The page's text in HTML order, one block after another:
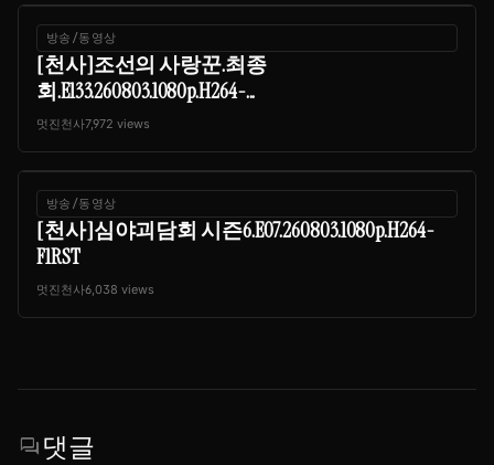
방송/동영상
[천사]조선의 사랑꾼.최종
회.E133.260803.1080p.H264-...
멋진천사7,972 views
방송/동영상
[천사]심야괴담회 시즌6.E07.260803.1080p.H264-
F1RST
멋진천사6,038 views
forum댓글